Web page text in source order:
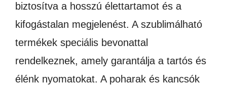
biztosítva a hosszú élettartamot és a
kifogástalan megjelenést. A szublimálható
termékek speciális bevonattal
rendelkeznek, amely garantálja a tartós és
élénk nyomatokat. A poharak és kancsók